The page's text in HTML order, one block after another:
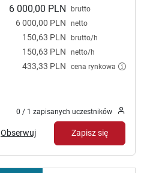
6 000,00 PLN brutto
6 000,00 PLN netto
150,63 PLN brutto/h
150,63 PLN netto/h
433,33 PLN cena rynkowa
0 / 1 zapisanych uczestników
Obserwuj Zapisz się